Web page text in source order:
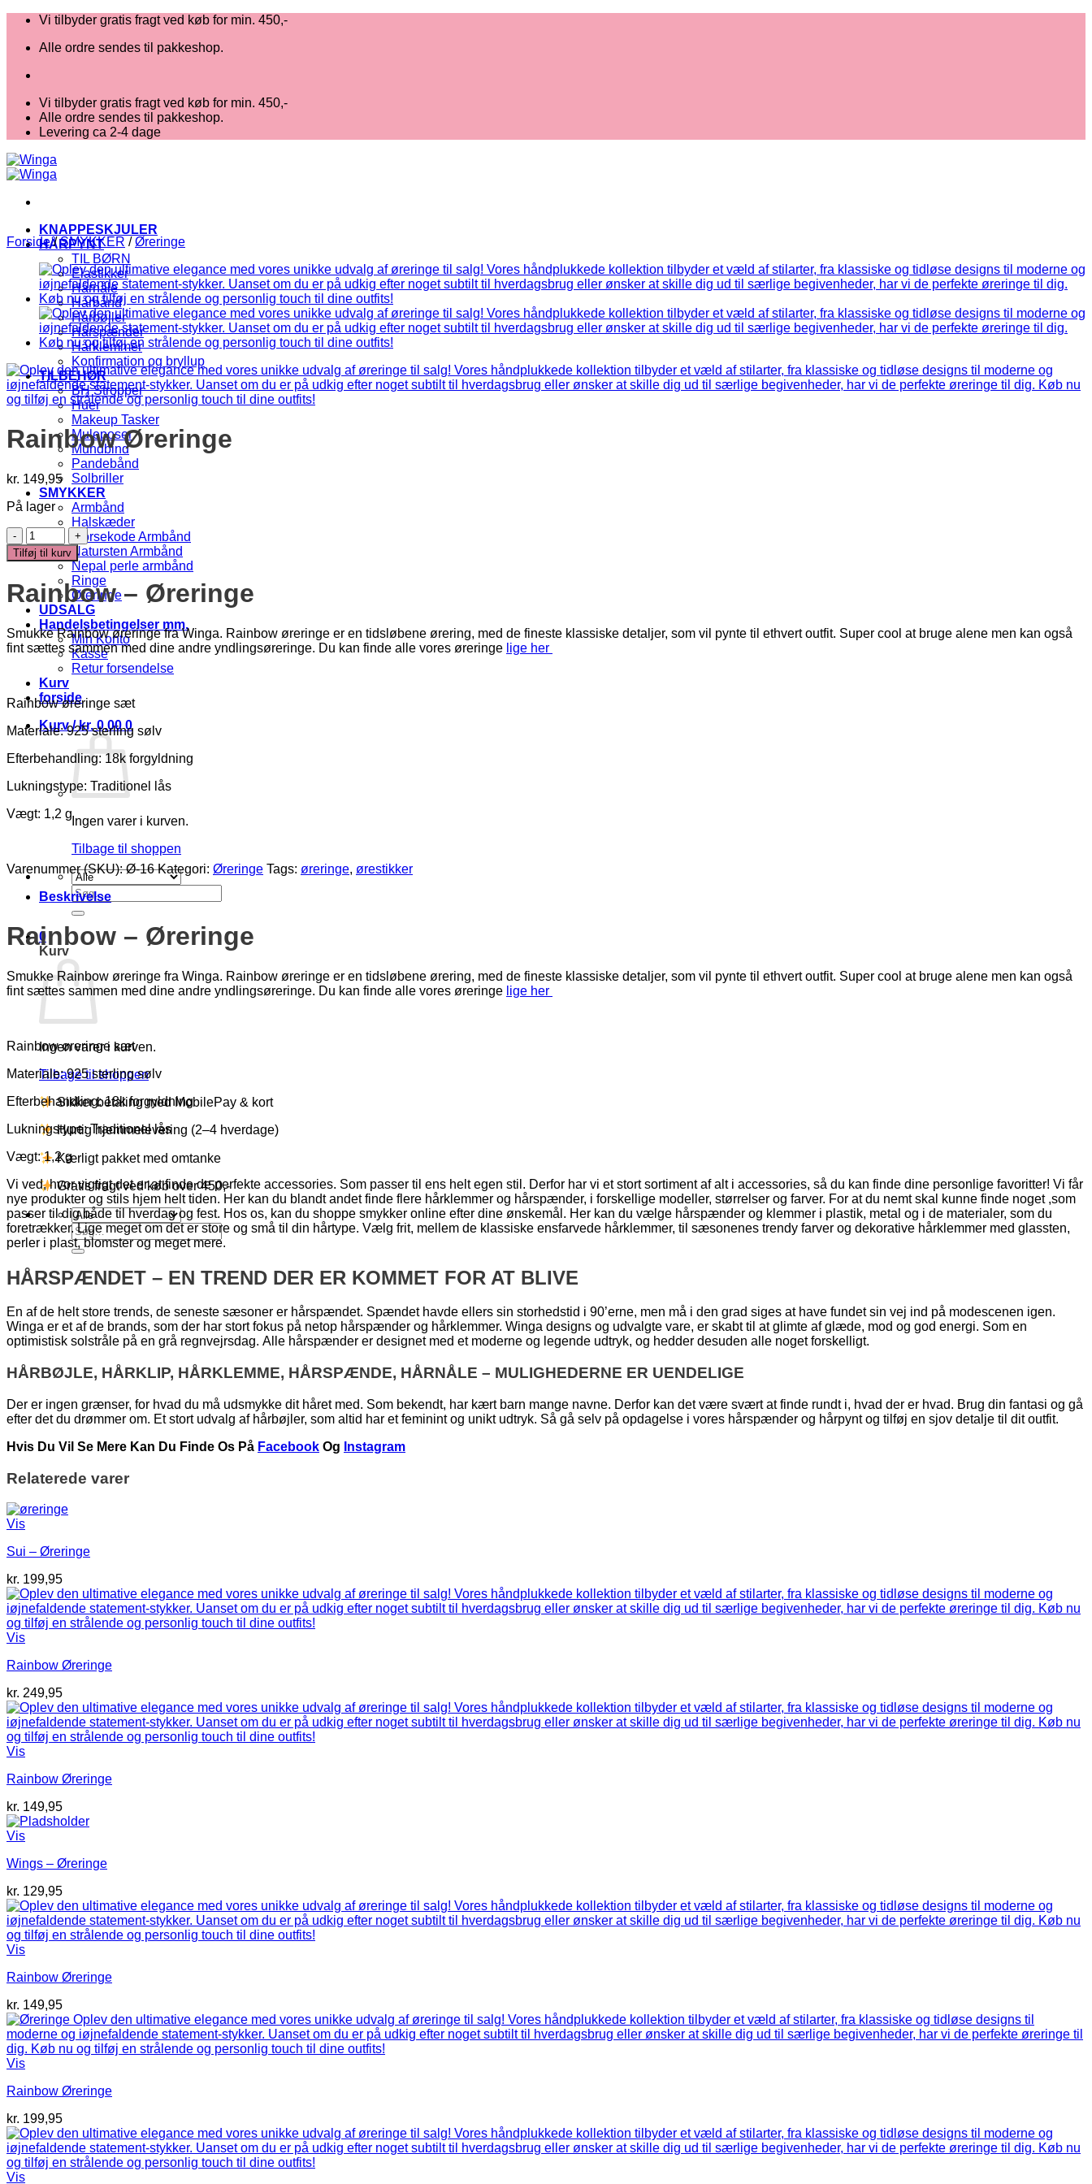
Fortsæt
indhold
Vi tilbyder gratis fragt ved køb for min. 450,-
Alle ordre sendes til pakkeshop.
Vi tilbyder gratis fragt ved køb for min. 450,-
Alle ordre sendes til pakkeshop.
Levering ca 2-4 dage
KNAPPESKJULER
HÅRPYNT
TIL BØRN
Elastikker
Hårnåle
Hårbånd
Hårbøjler
Hårspænder
Hårklemmer
Konfirmation og bryllup
TILBEHØR
BH Stropper
Huer
Makeup Tasker
Muleposer
Mundbind
Pandebånd
Solbriller
SMYKKER
Armbånd
Halskæder
Morsekode Armbånd
Natursten Armbånd
Nepal perle armbånd
Ringe
Øreringe
UDSALG
Handelsbetingelser mm.
Min Konto
Kasse
Retur forsendelse
Kurv
forside
Kurv /kr.0,00 0
Ingen varer i kurven.
Tilbage til shoppen
Søg
efter:
0
Kurv
Ingen varer i kurven.
Tilbage til shoppen
Sikker betaling med MobilePay & kort
Hurtig hjemmelevering (2–4 hverdage)
Kærligt pakket med omtanke
Gratis fragt ved køb over 450,-
Søg
efter:
Forside / SMYKKER / Øreringe
Rainbow Øreringe
kr. 149,95
På lager
Rainbow
Øreringe
antal
Tilføj til kurv
Rainbow – Øreringe
Smukke Rainbow øreringe fra Winga. Rainbow øreringe er en tidsløbene ørering, med de fineste klassiske detaljer, som vil pynte til ethvert outfit. Super cool at bruge alene men kan også
fint sættes sammen med dine andre yndlingsøreringe. Du kan finde alle vores øreringe lige her
Rainbow øreringe sæt
Materiale: 925 sterling sølv
Efterbehandling: 18k forgyldning
Lukningstype: Traditionel lås
Vægt: 1,2 g
Varenummer (SKU):Ø-16 Kategori: Øreringe Tags: øreringe, ørestikker
Beskrivelse
Rainbow – Øreringe
Smukke Rainbow øreringe fra Winga. Rainbow øreringe er en tidsløbene ørering, med de fineste klassiske detaljer, som vil pynte til ethvert outfit. Super cool at bruge alene men kan også
fint sættes sammen med dine andre yndlingsøreringe. Du kan finde alle vores øreringe lige her
Rainbow øreringe sæt
Materiale: 925 sterling sølv
Efterbehandling: 18k forgyldning
Lukningstype: Traditionel lås
Vægt: 1,2 g
Vi ved, hvor vigtigt det er at finde de perfekte accessories. Som passer til ens helt egen stil. Derfor har vi et stort sortiment af alt i accessories, så du kan finde dine personlige favoritter! Vi får
nye produkter og stils hjem helt tiden. Her kan du blandt andet finde flere hårklemmer og hårspænder, i forskellige modeller, størrelser og farver. For at du nemt skal kunne finde noget ,som
passer til dig både til hverdag og fest. Hos os, kan du shoppe smykker online efter dine ønskemål. Her kan du vælge hårspænder og klemmer i plastik, metal og i de materialer, som du
foretrækker. Lige meget om det er store og små til din hårtype. Vælg frit, mellem de klassiske ensfarvede hårklemmer, til sæsonenes trendy farver og dekorative hårklemmer med glassten,
perler i plast, blomster og meget mere.
HÅRSPÆNDET – EN TREND DER ER KOMMET FOR AT BLIVE
En af de helt store trends, de seneste sæsoner er hårspændet. Spændet havde ellers sin storhedstid i 90’erne, men må i den grad siges at have fundet sin vej ind på modescenen igen.
Winga er et af de brands, som der har stort fokus på netop hårspænder og hårklemmer. Winga designs og udvalgte vare, er skabt til at glimte af glæde, mod og god energi. Som en
optimistisk solstråle på en grå regnvejrsdag. Alle hårspænder er designet med et moderne og legende udtryk, og hedder desuden alle noget forskelligt.
HÅRBØJLE, HÅRKLIP, HÅRKLEMME, HÅRSPÆNDE, HÅRNÅLE – MULIGHEDERNE ER UENDELIGE
Der er ingen grænser, for hvad du må udsmykke dit håret med. Som bekendt, har kært barn mange navne. Derfor kan det være svært at finde rundt i, hvad der er hvad. Brug din fantasi og gå
efter det du drømmer om. Et stort udvalg af hårbøjler, som altid har et feminint og unikt udtryk. Så gå selv på opdagelse i vores hårspænder og hårpynt og tilføj en sjov detalje til dit outfit.
Hvis Du Vil Se Mere Kan Du Finde Os På Facebook Og Instagram
Relaterede varer
Vis
Sui – Øreringe
kr. 199,95
Vis
Rainbow Øreringe
kr. 249,95
Vis
Rainbow Øreringe
kr. 149,95
Vis
Wings – Øreringe
kr. 129,95
Vis
Rainbow Øreringe
kr. 149,95
Vis
Rainbow Øreringe
kr. 199,95
Vis